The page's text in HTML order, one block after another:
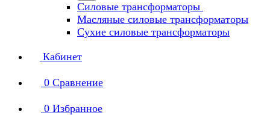
Силовые трансформаторы
Масляные силовые трансформаторы
Сухие силовые трансформаторы
Кабинет
0 Сравнение
0 Избранное